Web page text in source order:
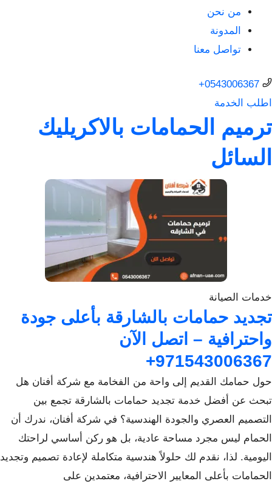
من نحن
المدونة
تواصل معنا
0543006367+
اطلب الخدمة
ترميم الحمامات بالاكريليك
السائل
خدمات الصيانة
تجديد حمامات بالشارقة بأعلى جودة
واحترافية – اتصل الآن
971543006367+
حول حمامك القديم إلى واحة من الفخامة مع شركة أفنان هل
تبحث عن أفضل خدمة تجديد حمامات بالشارقة تجمع بين
التصميم العصري والجودة الهندسية؟ في شركة أفنان، ندرك أن
الحمام ليس مجرد مساحة عادية، بل هو ركن أساسي لراحتك
اليومية. لذا، نقدم لك حلولاً هندسية متكاملة لإعادة تصميم وتجديد
الحمامات بأعلى المعايير الاحترافية، معتمدين على